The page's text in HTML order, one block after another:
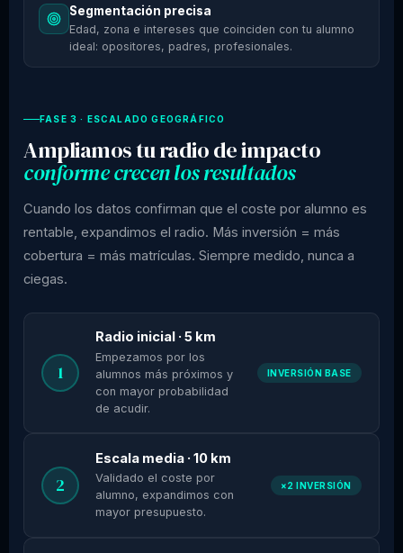
Segmentación precisa
Edad, zona e intereses que coinciden con tu alumno
ideal: opositores, padres, profesionales.
FASE 3 · ESCALADO GEOGRÁFICO
Ampliamos tu radio de impacto
conforme crecen los resultados
Cuando los datos confirman que el coste por alumno es
rentable, expandimos el radio. Más inversión = más
cobertura = más matrículas. Siempre medido, nunca a
ciegas.
1
Radio inicial · 5 km
Empezamos por los
alumnos más próximos y
con mayor probabilidad
de acudir.
INVERSIÓN BASE
2
Escala media · 10 km
Validado el coste por
alumno, expandimos con
mayor presupuesto.
×2 INVERSIÓN